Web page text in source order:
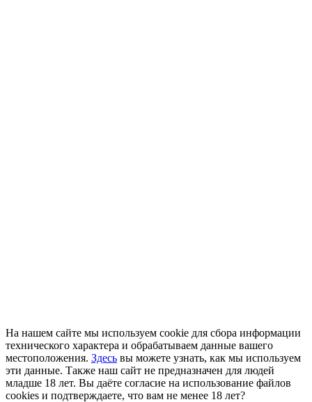
На нашем сайте мы используем cookie для сбора информации
технического характера и обрабатываем данные вашего
местоположения. Здесь вы можете узнать, как мы используем
эти данные. Также наш сайт не предназначен для людей
младше 18 лет. Вы даёте согласие на использование файлов
cookies и подтверждаете, что вам не менее 18 лет?